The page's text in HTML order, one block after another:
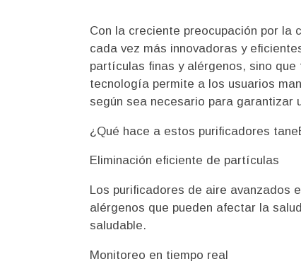
Con la creciente preocupación por la
cada vez más innovadoras y
partículas finas y alérgenos, sino
tecnología permite a los usuarios
según sea necesario para garantizar
¿Qué hace a estos purificadores
Eliminación eficiente de partículas
Los purificadores de aire avanzados
alérgenos que pueden afectar la
saludable.
Monitoreo en tiempo real